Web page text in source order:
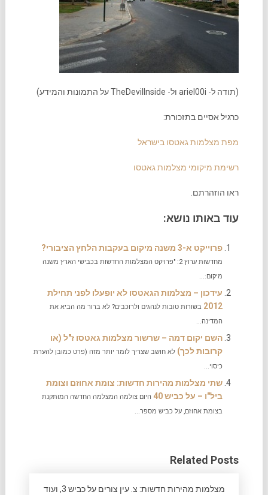
(תודה ל- ariel00i ול- TheDevilInside על התמונות והמידע)
כרגיל אסיים בתזכורת:
מפת מצלמות גאטסו בישראל
רשימת מיקומי מצלמות גאטסו
ראו הוזהרתם.
עוד באותו נושא:
פרוייקט א-3 משנה מיקום בעקבות הלחץ הציבורי?
מחדשות ערוץ 2: "פרויקט המצלמות החדשות בכבישי הארץ משנה
מיקום:...
עידכון – מצלמות הגאטסו לא יופעלו לפני תחילת
2012 בשורות טובות לנהגים ולרוכבים? לא ברור מה הביא את
המדינה...
השם יקום דמה – שרשור מצלמות גאטסו ז"ל (או
קרובות לכך) לא חושב שצריך לומר יותר מזה (פרט כמובן להערת
כיסוי...
שתי מצלמות מהירות חדשות: צומת אחוזם וצומת
ביל"ו – על כביש 40
היום צולמה המצלמה החדשה המותקנת
בצומת אחוזם, על כביש מספר...
Related Posts
מצלמות מהירות חדשות: צ. עין צורים על כביש 3, ועוד